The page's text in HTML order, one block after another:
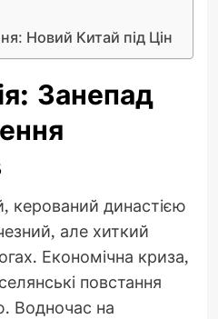
Новий Китай під Цін
Занепад
керований династією
але хиткий
Економічна криза,
повстання
Водночас на